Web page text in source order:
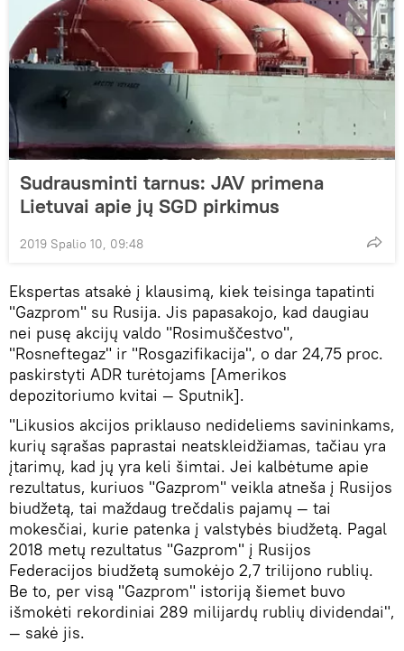
Sudrausminti tarnus: JAV primena
Lietuvai apie jų SGD pirkimus
2019 Spalio 10, 09:48
Ekspertas atsakė į klausimą, kiek teisinga tapatinti
"Gazprom" su Rusija. Jis papasakojo, kad daugiau
nei pusę akcijų valdo "Rosimuščestvo",
"Rosneftegaz" ir "Rosgazifikacija", o dar 24,75 proc.
paskirstyti ADR turėtojams [Amerikos
depozitoriumo kvitai — Sputnik].
"Likusios akcijos priklauso nedideliems savininkams,
kurių sąrašas paprastai neatskleidžiamas, tačiau yra
įtarimų, kad jų yra keli šimtai. Jei kalbėtume apie
rezultatus, kuriuos "Gazprom" veikla atneša į Rusijos
biudžetą, tai maždaug trečdalis pajamų — tai
mokesčiai, kurie patenka į valstybės biudžetą. Pagal
2018 metų rezultatus "Gazprom" į Rusijos
Federacijos biudžetą sumokėjo 2,7 trilijono rublių.
Be to, per visą "Gazprom" istoriją šiemet buvo
išmokėti rekordiniai 289 milijardų rublių dividendai",
— sakė jis.